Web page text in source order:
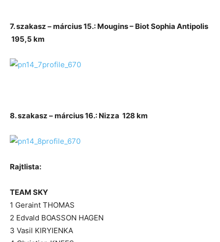
7. szakasz – március 15.: Mougins – Biot Sophia Antipolis
195,5 km
8. szakasz – március 16.: Nizza 128 km
Rajtlista:
TEAM SKY
1 Geraint THOMAS
2 Edvald BOASSON HAGEN
3 Vasil KIRYIENKA